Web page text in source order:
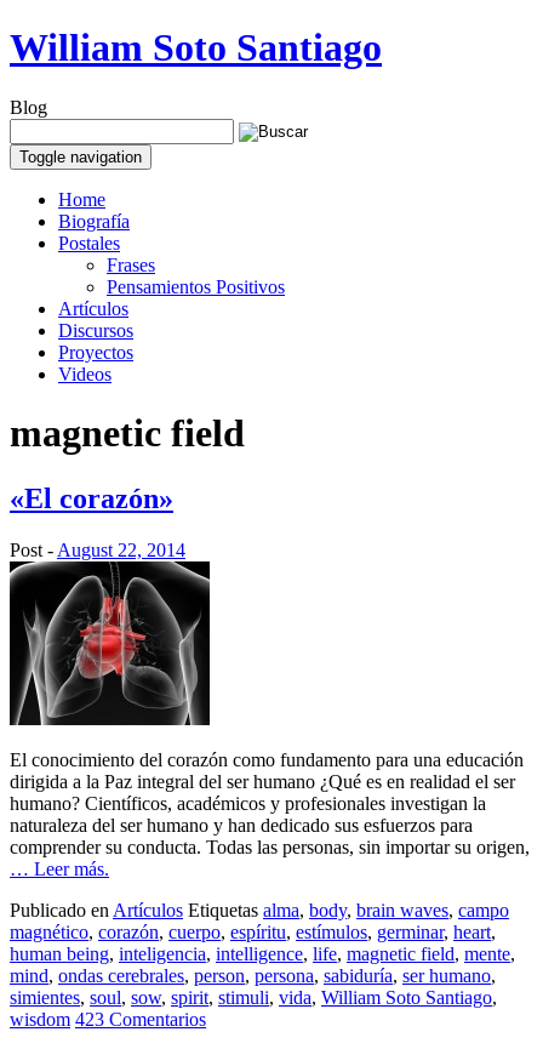
William Soto Santiago
Blog
Toggle navigation
Home
Biografía
Postales
Frases
Pensamientos Positivos
Artículos
Discursos
Proyectos
Videos
magnetic field
«El corazón»
Post - August 22, 2014
El conocimiento del corazón como fundamento para una educación
dirigida a la Paz integral del ser humano ¿Qué es en realidad el ser
humano? Científicos, académicos y profesionales investigan la
naturaleza del ser humano y han dedicado sus esfuerzos para
comprender su conducta. Todas las personas, sin importar su origen,
… Leer más.
Publicado en Artículos Etiquetas alma, body, brain waves, campo
magnético, corazón, cuerpo, espíritu, estímulos, germinar, heart,
human being, inteligencia, intelligence, life, magnetic field, mente,
mind, ondas cerebrales, person, persona, sabiduría, ser humano,
simientes, soul, sow, spirit, stimuli, vida, William Soto Santiago,
wisdom 423 Comentarios